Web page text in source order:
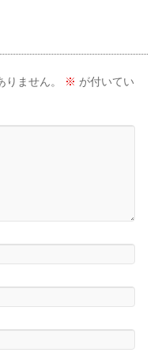
ません。 ※ が付いてい